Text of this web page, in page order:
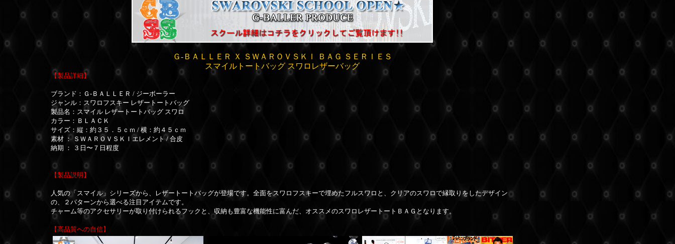
Ｇ-ＢＡＬＬＥＲ Ｘ ＳＷＡＲＯＶＳＫＩ ＢＡＧ ＳＥＲＩＥＳ
スマイルトートバッグ スワロレザーバッグ
【製品詳細】
ブランド：Ｇ-ＢＡＬＬＥＲ / ジーボーラー
ジャンル：スワロフスキー レザートートバッグ
製品名：スマイル レザートートバッグ スワロ
カラー：ＢＬＡＣＫ
サイズ：縦：約３５．５ｃｍ / 横：約４５ｃｍ
素材 ： ＳＷＡＲＯＶＳＫＩエレメント / 合皮
納期 ： ３日〜７日程度
【製品説明】
人気の「スマイル」シリーズから、レザートートバッグが登場です。全面をスワロフスキーで埋めたフルスワロと、クリアのスワロで縁取りをしたデザイン
の、２パターンから選べる注目アイテムです。
チャーム等のアクセサリーが取り付けられるフックと、収納も豊富な機能性に富んだ、オススメのスワロレザートートＢＡＧとなります。
【高品質への自信】